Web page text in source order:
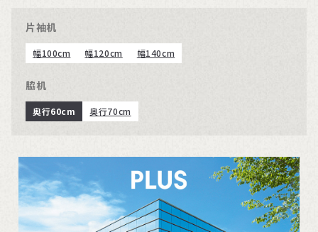
片袖机
幅100cm 幅120cm 幅140cm
脇机
奥行60cm 奥行70cm